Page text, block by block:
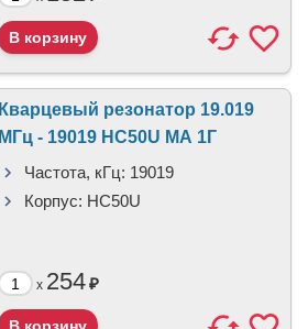
Кварцевый резонатор 19.019
МГц - 19019 HC50U МА 1Г
Частота, кГц: 19019
Корпус: HC50U
x 254₽